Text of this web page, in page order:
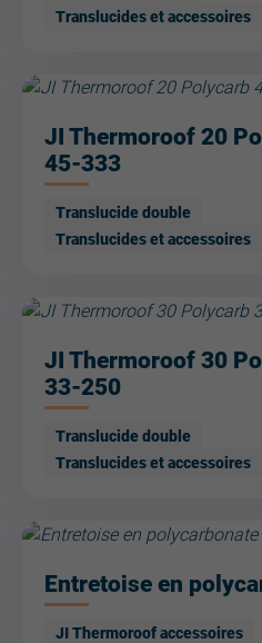
Translucides et accessoires
JI Thermoroof 20
45-333
Translucide double
Translucides et accessoires
JI Thermoroof 30
33-250
Translucide double
Translucides et accessoires
Entretoise en
JI Thermoroof accessoires